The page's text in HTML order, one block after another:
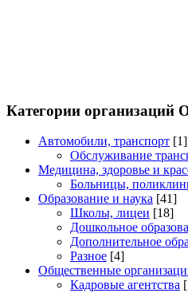
Категории организаций
Автомобили, транспорт [1]
Обслуживание
Медицина, здоровье и
Больницы,
Образование и наука [41]
Школы, лицеи [18]
Дошкольное
Дополнительное
Разное [4]
Общественные
Кадровые агентства